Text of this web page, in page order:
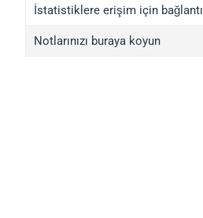
İstatistiklere erişim için bağlantı
Notlarınızı buraya koyun